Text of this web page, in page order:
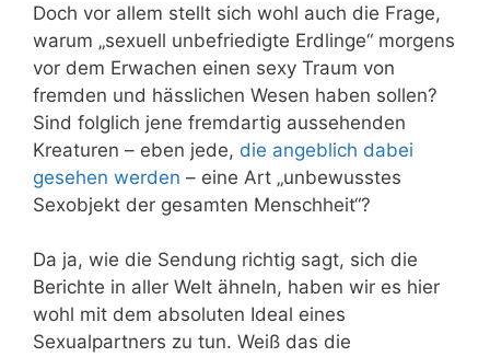
Doch vor allem stellt sich wohl auch die Frage,
warum „sexuell unbefriedigte Erdlinge“ morgens
vor dem Erwachen einen sexy Traum von
fremden und hässlichen Wesen haben sollen?
Sind folglich jene fremdartig aussehenden
Kreaturen – eben jede, die angeblich dabei
gesehen werden – eine Art „unbewusstes
Sexobjekt der gesamten Menschheit“?
Da ja, wie die Sendung richtig sagt, sich die
Berichte in aller Welt ähneln, haben wir es hier
wohl mit dem absoluten Ideal eines
Sexualpartners zu tun. Weiß das die